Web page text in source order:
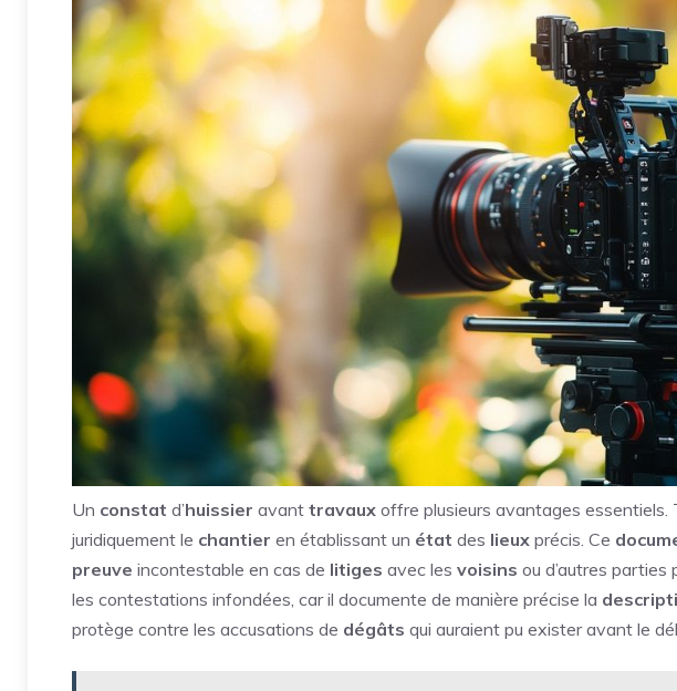
Un constat d’huissier avant travauxoffre plusieurs avantages essentiels.
juridiquement le chantier en établissant un état des lieuxprécis. Ce
preuve incontestable en cas de litiges avec les voisins ou d’autres parties
les contestations infondées, car il documente de manière précise la
protège contre les accusations de dégâts qui auraient pu exister avant le